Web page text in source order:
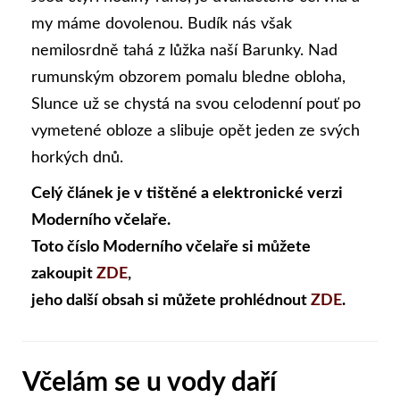
my máme dovolenou. Budík nás však
nemilosrdně tahá z lůžka naší Barunky. Nad
rumunským obzorem pomalu bledne obloha,
Slunce už se chystá na svou celodenní pouť po
vymetené obloze a slibuje opět jeden ze svých
horkých dnů.
Celý článek je v tištěné a elektronické verzi
Moderního včelaře.
Toto číslo Moderního včelaře si můžete
zakoupit ZDE,
jeho další obsah si můžete prohlédnout ZDE.
Včelám se u vody daří